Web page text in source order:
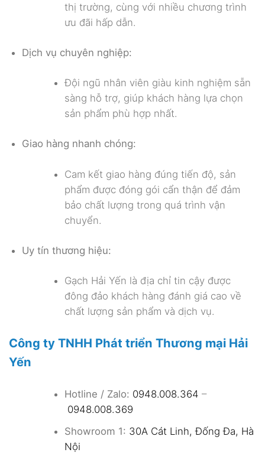
thị trường, cùng với nhiều chương trình
ưu đãi hấp dẫn.
Dịch vụ chuyên nghiệp:
Đội ngũ nhân viên giàu kinh nghiệm sẵn
sàng hỗ trợ, giúp khách hàng lựa chọn
sản phẩm phù hợp nhất.
Giao hàng nhanh chóng:
Cam kết giao hàng đúng tiến độ, sản
phẩm được đóng gói cẩn thận để đảm
bảo chất lượng trong quá trình vận
chuyển.
Uy tín thương hiệu:
Gạch Hải Yến là địa chỉ tin cậy được
đông đảo khách hàng đánh giá cao về
chất lượng sản phẩm và dịch vụ.
Công ty TNHH Phát triển Thương mại Hải
Yến
Hotline / Zalo: 0948.008.364 –
0948.008.369
Showroom 1: 30A Cát Linh, Đống Đa, Hà
Nội